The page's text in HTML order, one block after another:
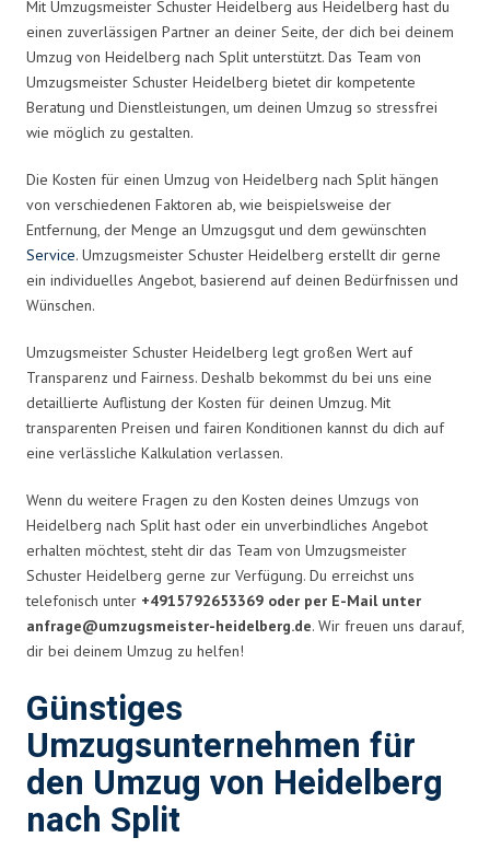
Mit Umzugsmeister Schuster Heidelberg aus Heidelberg hast du
einen zuverlässigen Partner an deiner Seite, der dich bei deinem
Umzug von Heidelberg nach Split unterstützt. Das Team von
Umzugsmeister Schuster Heidelberg bietet dir kompetente
Beratung und Dienstleistungen, um deinen Umzug so stressfrei
wie möglich zu gestalten.
Die Kosten für einen Umzug von Heidelberg nach Split hängen
von verschiedenen Faktoren ab, wie beispielsweise der
Entfernung, der Menge an Umzugsgut und dem gewünschten
Service. Umzugsmeister Schuster Heidelberg erstellt dir gerne
ein individuelles Angebot, basierend auf deinen Bedürfnissen und
Wünschen.
Umzugsmeister Schuster Heidelberg legt großen Wert auf
Transparenz und Fairness. Deshalb bekommst du bei uns eine
detaillierte Auflistung der Kosten für deinen Umzug. Mit
transparenten Preisen und fairen Konditionen kannst du dich auf
eine verlässliche Kalkulation verlassen.
Wenn du weitere Fragen zu den Kosten deines Umzugs von
Heidelberg nach Split hast oder ein unverbindliches Angebot
erhalten möchtest, steht dir das Team von Umzugsmeister
Schuster Heidelberg gerne zur Verfügung. Du erreichst uns
telefonisch unter +4915792653369 oder per E-Mail unter
anfrage@umzugsmeister-heidelberg.de. Wir freuen uns darauf,
dir bei deinem Umzug zu helfen!
Günstiges
Umzugsunternehmen für
den Umzug von Heidelberg
nach Split